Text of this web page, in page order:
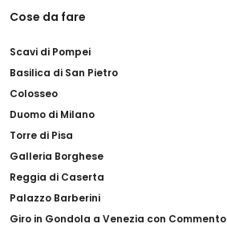
Cose da fare
Scavi di Pompei
Basilica di San Pietro
Colosseo
Duomo di Milano
Torre di Pisa
Galleria Borghese
Reggia di Caserta
Palazzo Barberini
Giro in Gondola a Venezia con Commento